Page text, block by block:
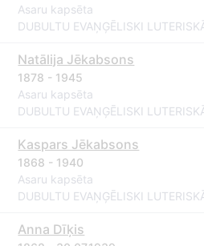
Asaru kapsēta
DUBULTU EVAŅĢĒLISKI
Natālija Jēkabsons
1878 - 1945
Asaru kapsēta
DUBULTU EVAŅĢĒLISKI
Kaspars Jēkabsons
1868 - 1940
Asaru kapsēta
DUBULTU EVAŅĢĒLISKI
Anna Dīķis